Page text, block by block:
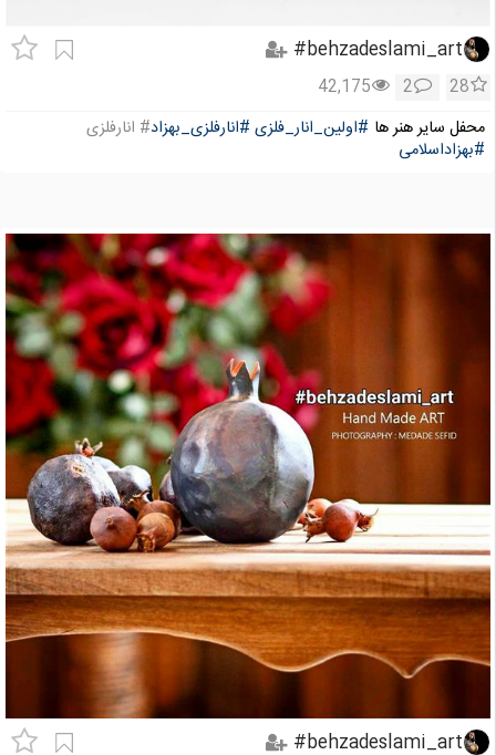
behzadeslami_art#
28
2
42,175
محفل سایر هنر ها #اولین_انار_فلزی #انارفلزی_بهزاد# انارفلزی
#بهزاداسلامی
behzadeslami_art#